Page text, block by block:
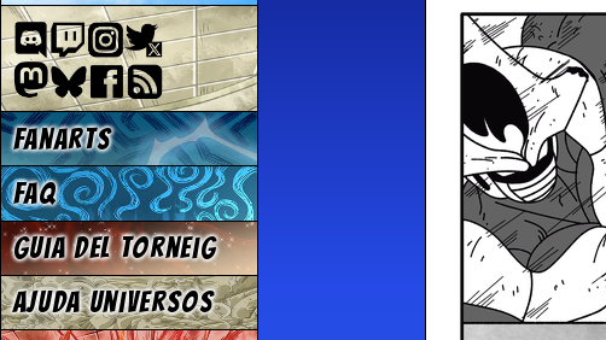
Fanarts
FAQ
Guia del torneig
Ajuda Universos